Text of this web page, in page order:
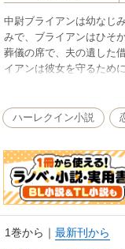
中尉ブライアンは幼なじ
みで、ブライアンはひそ
葬儀の席で、夫の遺した
イアンは彼女を守るため
ハーレクイン小説
1巻から ｜ 最新刊から